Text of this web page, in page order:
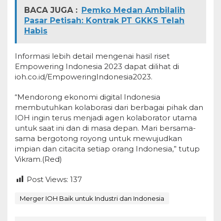
BACA JUGA : Pemko Medan Ambilalih
Pasar Petisah: Kontrak PT GKKS Telah
Habis
Informasi lebih detail mengenai hasil riset
Empowering Indonesia 2023 dapat dilihat di
ioh.co.id/EmpoweringIndonesia2023.
“Mendorong ekonomi digital Indonesia
membutuhkan kolaborasi dari berbagai pihak dan
IOH ingin terus menjadi agen kolaborator utama
untuk saat ini dan di masa depan. Mari bersama-
sama bergotong royong untuk mewujudkan
impian dan citacita setiap orang Indonesia,” tutup
Vikram.(Red)
Post Views: 137
Merger IOH Baik untuk Industri dan Indonesia